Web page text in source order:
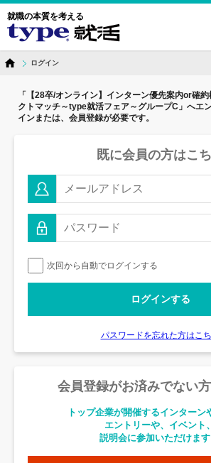
就職の本質を考える
ログイン
「【28卒/オンライン】インターン優先案内or確
クトマッチ～type就活フェア～グループC」へエ
インまたは、会員登録が必要です。
既に会員の方はこ
次回から自動でログインする
パスワードを忘れた方はこ
会員登録がお済みでない
トップ企業が開催するインターン
エントリーや、イベント、
説明会に参加いただけます